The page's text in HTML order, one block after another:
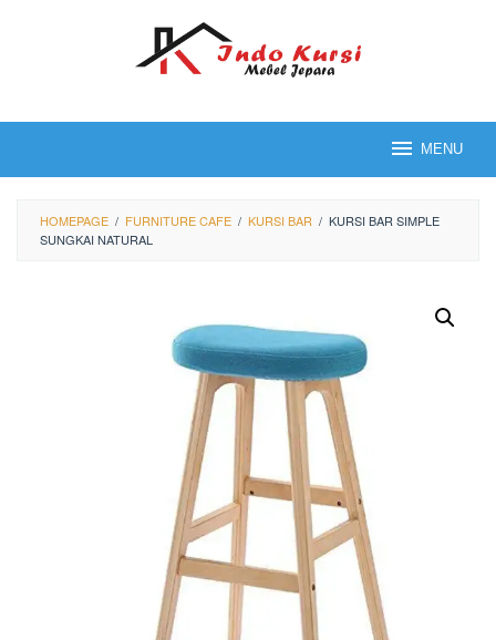
MENU
HOMEPAGE / FURNITURE CAFE / KURSI BAR / KURSI BAR SIMPLE
SUNGKAI NATURAL